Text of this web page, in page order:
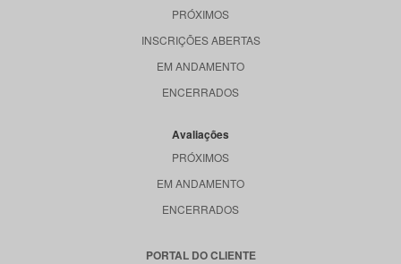
PRÓXIMOS
INSCRIÇÕES ABERTAS
EM ANDAMENTO
ENCERRADOS
Avaliações
PRÓXIMOS
EM ANDAMENTO
ENCERRADOS
PORTAL DO CLIENTE